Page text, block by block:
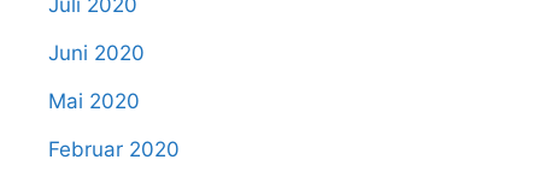
Juli 2020
Juni 2020
Mai 2020
Februar 2020